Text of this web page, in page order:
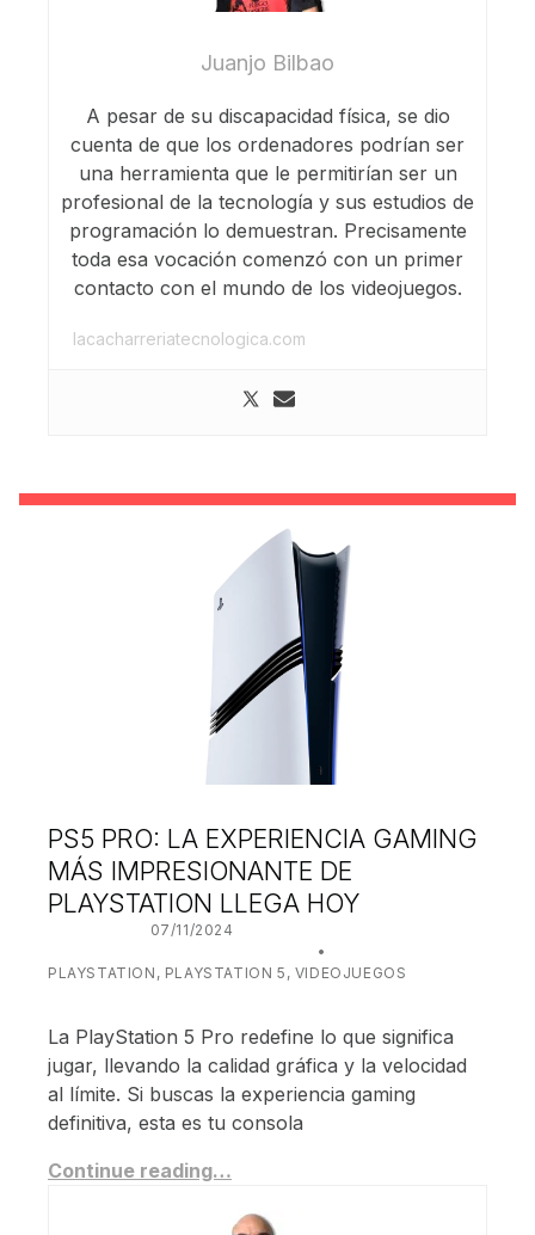
Juanjo Bilbao
A pesar de su discapacidad física, se dio
cuenta de que los ordenadores podrían ser
una herramienta que le permitirían ser un
profesional de la tecnología y sus estudios de
programación lo demuestran. Precisamente
toda esa vocación comenzó con un primer
contacto con el mundo de los videojuegos.
lacacharreriatecnologica.com
PS5 PRO: LA EXPERIENCIA GAMING
MÁS IMPRESIONANTE DE
PLAYSTATION LLEGA HOY
07/11/2024
PLAYSTATION , PLAYSTATION 5 , VIDEOJUEGOS
La PlayStation 5 Pro redefine lo que significa
jugar, llevando la calidad gráfica y la velocidad
al límite. Si buscas la experiencia gaming
definitiva, esta es tu consola
Continue reading…